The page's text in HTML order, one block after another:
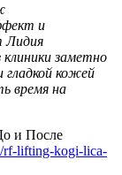
и
Лидия
заметно
гладкой кожей
время на
и После
rf-lifting-kogi-lica-